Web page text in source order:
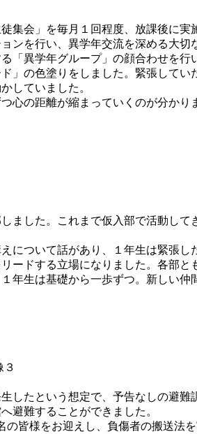
集会」を毎月１回程度、放課後に
ンを行い、異学年交流を深める大切
「異学年グループ」の顔合わせを
」の色塗りをしました。緊張して
していました。
心の距離が縮まっていくのが分か
ました。これまで仮入部で活動し
ついて話があり、１年生は緊張し
ードする立場になりました。各部
年生は基礎から一歩ずつ。新しい
したという想定で、予告なしの避
避難することができました。
皆様をお迎えし、負傷者の搬送法